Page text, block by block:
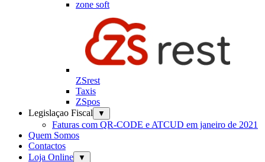
zone soft
ZSrest
Taxis
ZSpos
Legislaçao Fiscal
▼
Faturas com QR-CODE e ATCUD em janeiro de 2021
Quem Somos
Contactos
Loja Online
▼